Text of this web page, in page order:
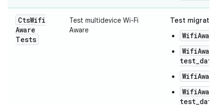
CtsWifi
Aware
Tests
Test multidevice Wi-Fi
Aware
Test migrati: